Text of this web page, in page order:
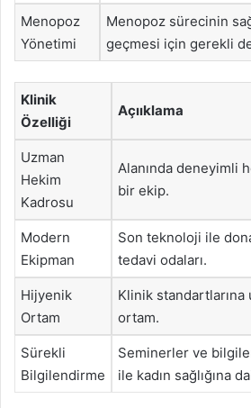
Menopoz
Yönetimi
Menopoz sürecinin
geçmesi için gerekli
Klinik
Özelliği
Açııklama
Uzman
Hekim
Kadrosu
Alanında deneyimli
bir ekip.
Modern
Ekipman
Son teknoloji ile
tedavi odaları.
Hijyenik
Ortam
Klinik
ortam.
Sürekli
Bilgilendirme
Seminerler ve
ile kadın sağlığına